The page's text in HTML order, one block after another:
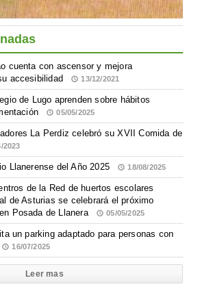
cuenta con ascensor y mejora
accesibilidad
13/12/2021
de Lugo aprenden sobre hábitos
05/05/2025
La Perdiz celebró su XVII Comida de
2023
Llanerense del Año 2025 18/08/2025
de la Red de huertos escolares
de Asturias se celebrará el próximo
Posada de Llanera
05/05/2025
un parking adaptado para personas con
16/07/2025
Leer mas